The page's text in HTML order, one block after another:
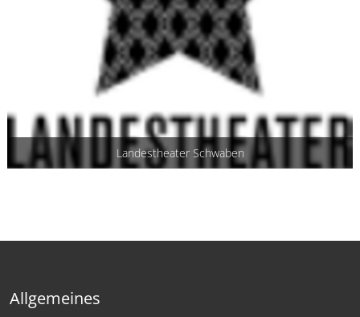
Landestheater Schwaben
Allgemeines